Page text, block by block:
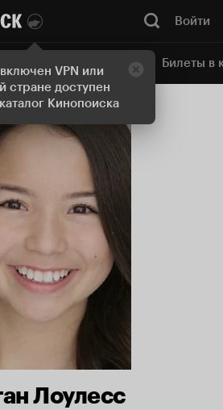
VPN или
стране доступен
Кинопоиска
Войти
Онлайн-кинотеатр Билеты в
Лоулесс